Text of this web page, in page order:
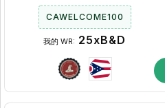
CAWELCOME100
我的 WR: 25xB&D